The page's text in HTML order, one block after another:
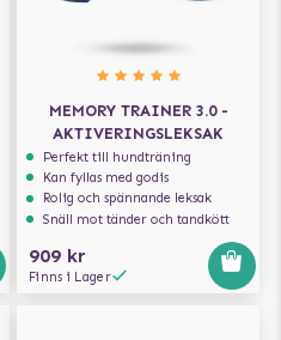
MEMORY TRAINER 3.0 -
AKTIVERINGSLEKSAK
Perfekt till hundträning
Kan fyllas med godis
Rolig och spännande leksak
Snäll mot tänder och tandkött
909 kr
Finns i Lager